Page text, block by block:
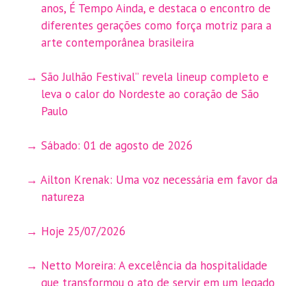
anos, É Tempo Ainda, e destaca o encontro de
diferentes gerações como força motriz para a
arte contemporânea brasileira
São Julhão Festival” revela lineup completo e
leva o calor do Nordeste ao coração de São
Paulo
Sábado: 01 de agosto de 2026
Ailton Krenak: Uma voz necessária em favor da
natureza
Hoje 25/07/2026
Netto Moreira: A excelência da hospitalidade
que transformou o ato de servir em um legado